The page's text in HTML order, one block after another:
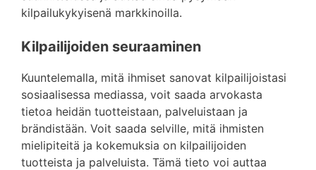
kilpailukykyisenä markkinoilla.
Kilpailijoiden seuraaminen
Kuuntelemalla, mitä ihmiset sanovat kilpailijoistasi
sosiaalisessa mediassa, voit saada arvokasta
tietoa heidän tuotteistaan, palveluistaan ja
brändistään. Voit saada selville, mitä ihmisten
mielipiteitä ja kokemuksia on kilpailijoiden
tuotteista ja palveluista. Tämä tieto voi auttaa